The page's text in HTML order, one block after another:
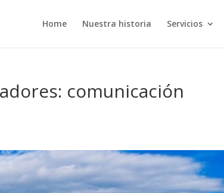
Home Nuestra historia Servicios
comunicación